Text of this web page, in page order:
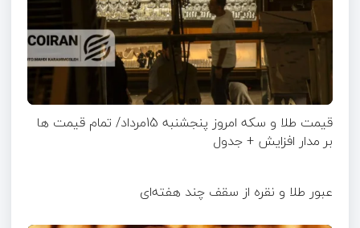
قیمت طلا و سکه امروز پنجشنبه 15مرداد/ تمام قیمت ها
بر مدار افزایش + جدول
عبور طلا و نقره از سقف چند هفته‌ای